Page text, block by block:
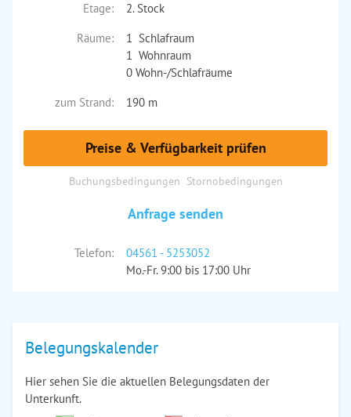
Etage:
2. Stock
Räume:
1 Schlafraum
1 Wohnraum
0 Wohn-/Schlafräume
zum Strand:
190 m
Preise & Verfügbarkeit prüfen
Buchungsbedingungen Stornobedingungen
Anfrage senden
Telefon:
04561 - 5253052
Mo.-Fr. 9:00 bis 17:00 Uhr
Belegungskalender
Hier sehen Sie die aktuellen Belegungsdaten der
Unterkunft.